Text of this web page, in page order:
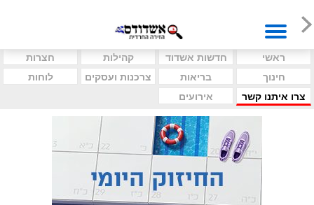
ראשי חדשות אשדוד קהילות
חצרות
חינוך
בריאות צרכנות ועסקים
לוחות
צרו איתנו קשר
אירועים